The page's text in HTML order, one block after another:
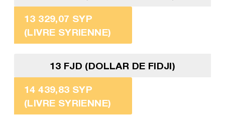
13 329,07 SYP
(LIVRE SYRIENNE)
13 FJD (DOLLAR DE FIDJI)
14 439,83 SYP
(LIVRE SYRIENNE)